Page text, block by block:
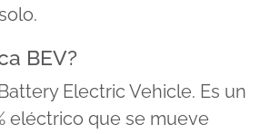
BEV?
Electric Vehicle. Es un
eléctrico que se mueve